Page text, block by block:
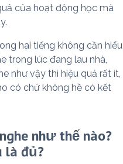
của hoạt động học mà
hai tiếng không cần hiểu
trong lúc đang lau nhà,
như vậy thì hiệu quả rất ít,
có chứ không hề có kết
như thế nào?
là đủ?